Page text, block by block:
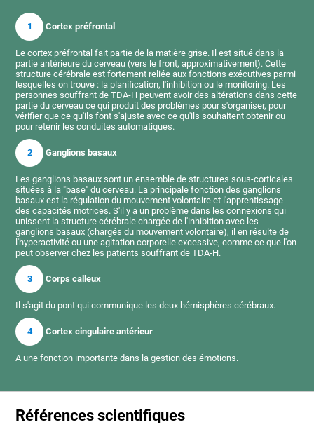
1 Cortex préfrontal
Le cortex préfrontal fait partie de la matière grise. Il est situé dans la
partie antérieure du cerveau (vers le front, approximativement). Cette
structure cérébrale est fortement reliée aux fonctions exécutives parmi
lesquelles on trouve : la planification, l'inhibition ou le monitoring. Les
personnes souffrant de TDA-H peuvent avoir des altérations dans cette
partie du cerveau ce qui produit des problèmes pour s'organiser, pour
vérifier que ce qu'ils font s'ajuste avec ce qu'ils souhaitent obtenir ou
pour retenir les conduites automatiques.
2 Ganglions basaux
Les ganglions basaux sont un ensemble de structures sous-corticales
situées à la "base" du cerveau. La principale fonction des ganglions
basaux est la régulation du mouvement volontaire et l'apprentissage
des capacités motrices. S'il y a un problème dans les connexions qui
unissent la structure cérébrale chargée de l'inhibition avec les
ganglions basaux (chargés du mouvement volontaire), il en résulte de
l'hyperactivité ou une agitation corporelle excessive, comme ce que l'on
peut observer chez les patients souffrant de TDA-H.
3 Corps calleux
Il s'agit du pont qui communique les deux hémisphères cérébraux.
4 Cortex cingulaire antérieur
A une fonction importante dans la gestion des émotions.
Références scientifiques